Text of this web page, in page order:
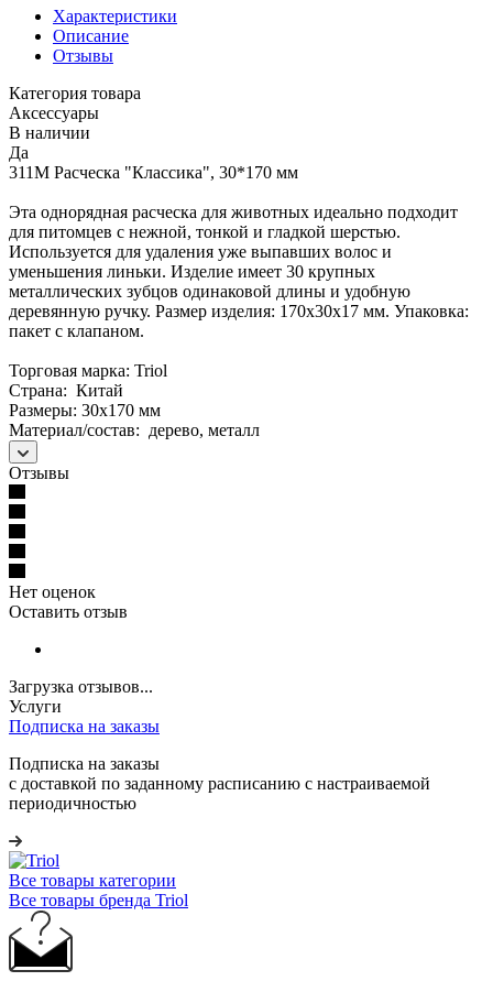
Характеристики
Описание
Отзывы
Категория товара
Аксессуары
В наличии
Да
311M Расческа "Классика", 30*170 мм
Эта однорядная расческа для животных идеально подходит
для питомцев с нежной, тонкой и гладкой шерстью.
Используется для удаления уже выпавших волос и
уменьшения линьки. Изделие имеет 30 крупных
металлических зубцов одинаковой длины и удобную
деревянную ручку. Размер изделия: 170х30х17 мм. Упаковка:
пакет с клапаном.
Торговая марка: Triol
Страна: Китай
Размеры: 30х170 мм
Материал/состав: дерево, металл
Отзывы
Нет оценок
Оставить отзыв
Загрузка отзывов...
Услуги
Подписка на заказы
Подписка на заказы
с доставкой по заданному расписанию с настраиваемой
периодичностью
Все товары категории
Все товары бренда Triol